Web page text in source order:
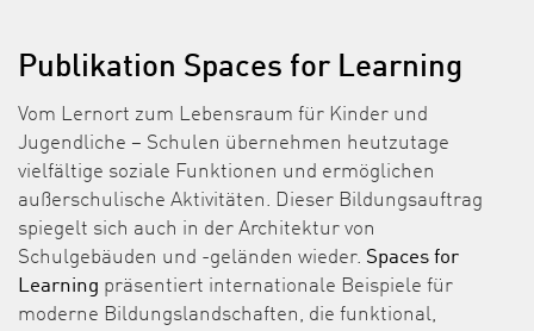
Publikation Spaces for Learning
Vom Lernort zum Lebensraum für Kinder und
Jugendliche – Schulen übernehmen heutzutage
vielfältige soziale Funktionen und ermöglichen
außerschulische Aktivitäten. Dieser Bildungsauftrag
spiegelt sich auch in der Architektur von
Schulgebäuden und -geländen wieder. Spaces for
Learning präsentiert internationale Beispiele für
moderne Bildungslandschaften, die funktional,